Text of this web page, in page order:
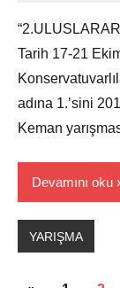
Tarih 17-21
adına 1.’sini
Keman
Devamını oku
YARIŞMA